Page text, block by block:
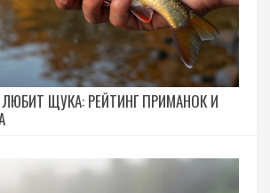
ЩУКА: РЕЙТИНГ ПРИМАНОК И